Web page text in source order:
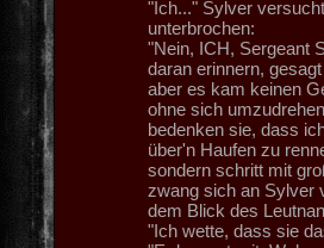
"Ich..." Sylver
unterbrochen:
"Nein, ICH, Sergeant
daran erinnern,
aber es kam keinen
ohne sich
bedenken sie, dass
über'n Haufen zu
sondern schritt mit
zwang sich an Sylver
dem Blick des
"Ich wette, dass sie